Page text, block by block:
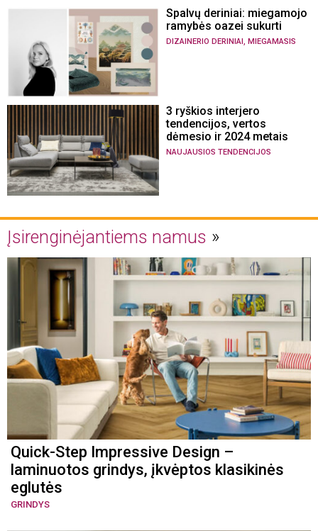
Spalvų deriniai: miegamojo
ramybės oazei sukurti
DIZAINERIO DERINIAI MIEGAMASIS
3 ryškios interjero
tendencijos, vertos
dėmesio ir 2024 metais
NAUJAUSIOS TENDENCIJOS
Įsirenginėjantiems namus
Quick-Step Impressive Design –
laminuotos grindys, įkvėptos klasikinės
eglutės
GRINDYS